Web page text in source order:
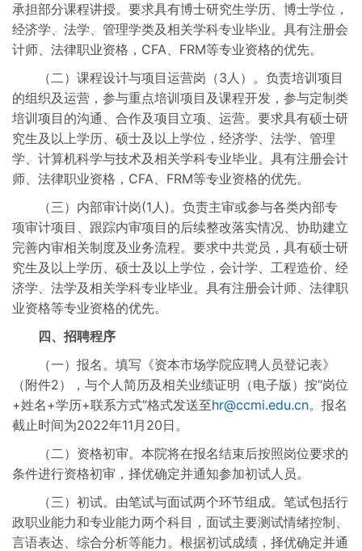
承担部分课程讲授。要求具有博士研究生学历、博士学位，
经济学、法学、管理学类及相关学科专业毕业。具有注册会
计师、法律职业资格，CFA、FRM等专业资格的优先。
（二）课程设计与项目运营岗（3人）。负责培训项目
的组织及运营，参与重点培训项目及课程开发，参与定制类
培训项目的沟通、合作及项目立项、运营。要求具有硕士研
究生及以上学历、硕士及以上学位，经济学、法学、管理
学、计算机科学与技术及相关学科专业毕业。具有注册会计
师、法律职业资格，CFA、FRM等专业资格的优先。
（三）内部审计岗(1人)。负责主审或参与各类内部专
项审计项目、跟踪内审项目的后续整改落实情况、协助建立
完善内审相关制度及业务流程。要求中共党员，具有硕士研
究生及以上学历、硕士及以上学位，会计学、工程造价、经
济学、法学及相关学科专业毕业。具有注册会计师、法律职
业资格等专业资格的优先。
四、招聘程序
（一）报名。填写《资本市场学院应聘人员登记表》
（附件2），与个人简历及相关业绩证明（电子版）按“岗位
+姓名+学历+联系方式”格式发送至hr@ccmi.edu.cn。报名
截止时间为2022年11月20日。
（二）资格初审。本院将在报名结束后按照岗位要求的
条件进行资格初审，择优确定并通知参加初试人员。
（三）初试。由笔试与面试两个环节组成。笔试包括行
政职业能力和专业能力两个科目，面试主要测试情绪控制、
言语表达、综合分析等能力。根据初试成绩，择优确定并通